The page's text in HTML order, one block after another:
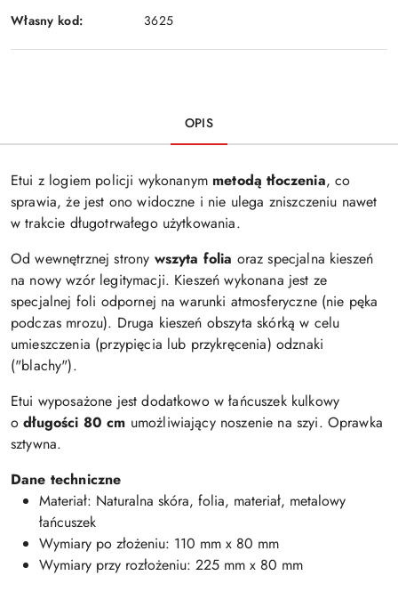
Własny kod: 3625
OPIS
Etui z logiem policji wykonanym metodą tłoczenia, co
sprawia, że jest ono widoczne i nie ulega zniszczeniu nawet
w trakcie długotrwałego użytkowania.
Od wewnętrznej strony wszyta folia oraz specjalna kieszeń
na nowy wzór legitymacji. Kieszeń wykonana jest ze
specjalnej foli odpornej na warunki atmosferyczne (nie pęka
podczas mrozu). Druga kieszeń obszyta skórką w celu
umieszczenia (przypięcia lub przykręcenia) odznaki
("blachy").
Etui wyposażone jest dodatkowo w łańcuszek kulkowy
odługości 80 cm umożliwiający noszenie na szyi. Oprawka
sztywna.
Dane techniczne
Materiał: Naturalna skóra, folia, materiał, metalowy
łańcuszek
Wymiary po złożeniu: 110 mm x 80 mm
Wymiary przy rozłożeniu: 225 mm x 80 mm